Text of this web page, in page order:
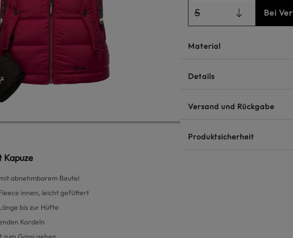
abnehmbarem Beutel
innen, leicht gefüttert
bis zur Hüfte
Kordeln
S Bei
Material
Details
Versand und Rückgabe
Produktsicherheit